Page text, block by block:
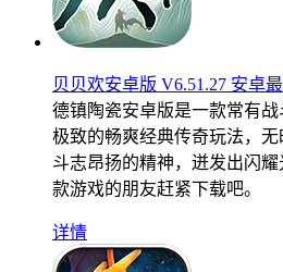
贝贝欢安卓版 V6.51.27 安卓
德镇陶瓷安卓版是一款常有战
极致的畅爽经典传奇玩法，无
斗志昂扬的精神，迸发出闪
款游戏的朋友赶紧下载吧。
详情